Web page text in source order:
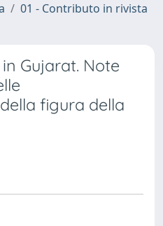
01 - Contributo in rivista
Gujarat. Note
figura della